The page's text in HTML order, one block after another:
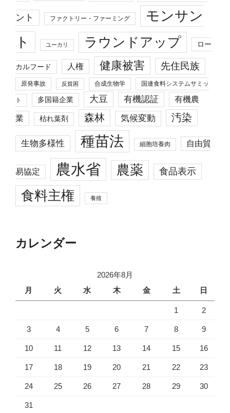
ント ファクトリー・ファーミング
モンサン
ト
ユーカリ ラウンドアップ ロー
カルフード 人権 健康被害 先住民族
原発事故 反貧困 合成生物学 国連食料システムサミッ
ト 多国籍企業 大豆 有機認証 有機農
業 枯れ葉剤 森林 気候変動 汚染
生物多様性 種苗法 細胞培養肉 自由貿
易協定 農水省 農薬 食品表示
食料主権 養殖
カレンダー
2026年8月
月
火 水 木 金 土 日
1 2
3 4 5 6 7 8 9
10 11 12 13 14 15 16
17 18 19 20 21 22 23
24 25 26 27 28 29 30
31